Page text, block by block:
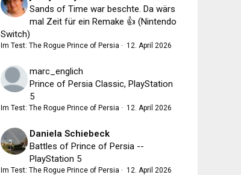
Sands of Time war beschte. Da wärs
mal Zeit für ein Remake 👍 (Nintendo
Switch)
Im Test: The Rogue Prince of Persia · 12. April 2026
marc_englich
Prince of Persia Classic, PlayStation
5
Im Test: The Rogue Prince of Persia · 12. April 2026
Daniela Schiebeck
Battles of Prince of Persia --
PlayStation 5
Im Test: The Rogue Prince of Persia · 12. April 2026